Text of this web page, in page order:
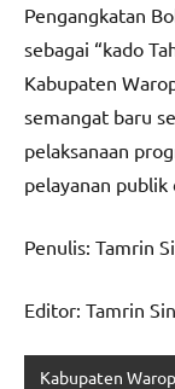
Pengangkatan
sebagai “kado
Kabupaten
semangat baru
pelaksanaan
pelayanan publik
Penulis: Tamrin
Editor: Tamrin
Kabupaten